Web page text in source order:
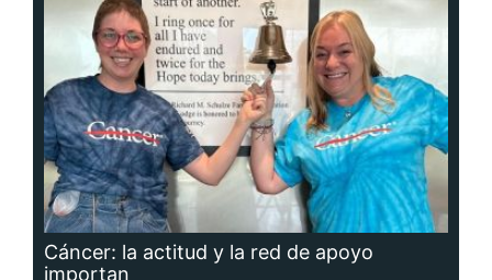
Cáncer: la actitud y la red de apoyo
importan